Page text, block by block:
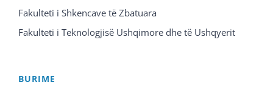
Fakulteti i Shkencave të Zbatuara
Fakulteti i Teknologjisë Ushqimore dhe të Ushqyerit
BURIME